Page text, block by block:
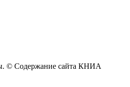
© Содержание сайта КНИА